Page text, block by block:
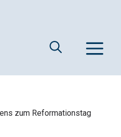
zum Reformationstag